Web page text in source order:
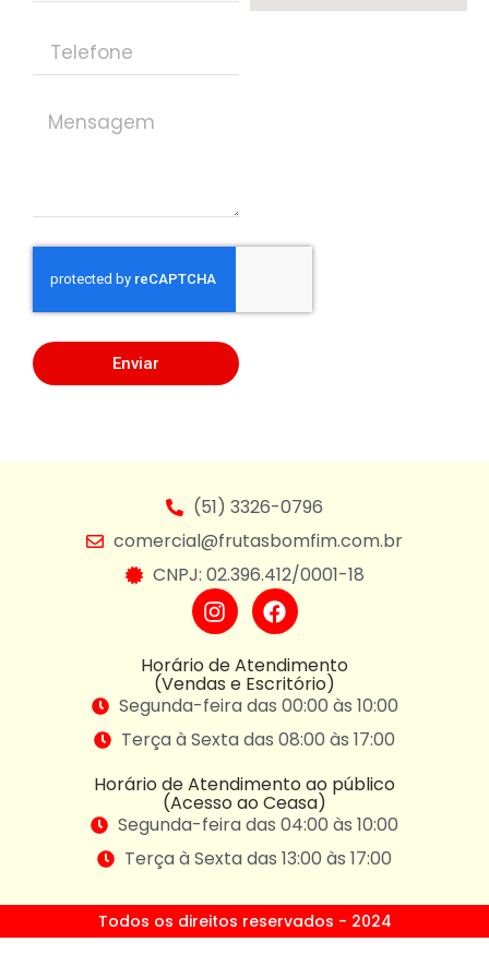
Enviar
(51) 3326-0796
comercial@frutasbomfim.com.br
CNPJ: 02.396.412/0001-18
Horário de Atendimento
(Vendas e Escritório)
Segunda-feira das 00:00 às 10:00
Terça à Sexta das 08:00 às 17:00
Horário de Atendimento ao público
(Acesso ao Ceasa)
Segunda-feira das 04:00 às 10:00
Terça à Sexta das 13:00 às 17:00
Todos os direitos reservados - 2024